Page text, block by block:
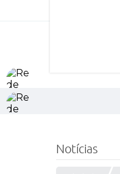
Notícias